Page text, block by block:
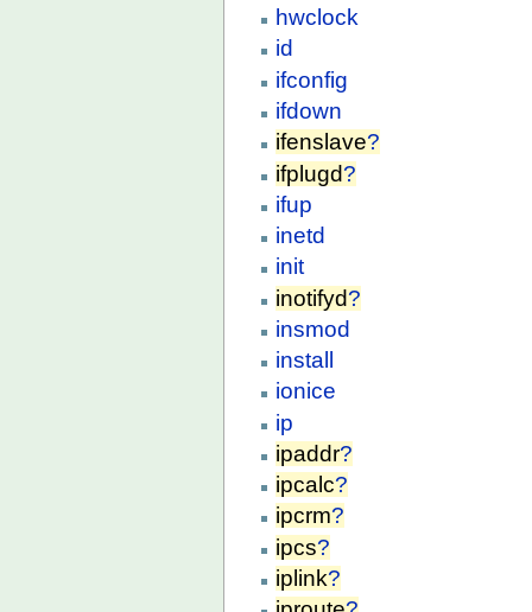
hwclock
id
ifconfig
ifdown
ifenslave?
ifplugd?
ifup
inetd
init
inotifyd?
insmod
install
ionice
ip
ipaddr?
ipcalc?
ipcrm?
ipcs?
iplink?